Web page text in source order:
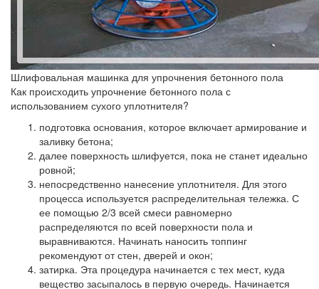
Шлифовальная машинка для упрочнения бетонного пола
Как происходить упрочнение бетонного пола с
использованием сухого уплотнителя?
подготовка основания, которое включает армирование и
заливку бетона;
далее поверхность шлифуется, пока не станет идеально
ровной;
непосредственно нанесение уплотнителя. Для этого
процесса используется распределительная тележка. С
ее помощью 2/3 всей смеси равномерно
распределяются по всей поверхности пола и
выравниваются. Начинать наносить топпинг
рекомендуют от стен, дверей и окон;
затирка. Эта процедура начинается с тех мест, куда
вещество засыпалось в первую очередь. Начинается